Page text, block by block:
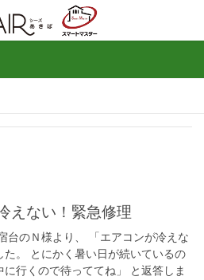
冷えない！緊急修理
台のＮ様より、 「エアコンが冷えな
。 とにかく暑い日が続いているの
行くので待っててね」 と返答しま